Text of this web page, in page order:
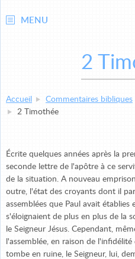
MENU
2
Accueil Commentaires bibliques
2 Timothée
Écrite quelques années après la
seconde lettre de l'apôtre à ce
de la situation. A nouveau
outre, l'état des croyants dont il
assemblées que Paul avait
s'éloignaient de plus en plus de la
le Seigneur Jésus. Cependant,
l'assemblée, en raison de
tombe en ruine, le Seigneur, lui,